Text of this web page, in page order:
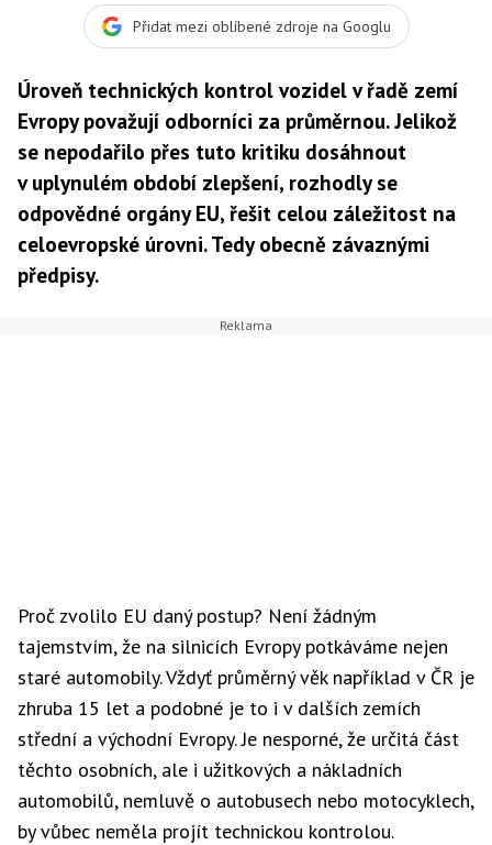
Přidat mezi oblíbené zdroje na Googlu
Úroveň technických kontrol vozidel v řadě zemí
Evropy považují odborníci za průměrnou. Jelikož
se nepodařilo přes tuto kritiku dosáhnout
v uplynulém období zlepšení, rozhodly se
odpovědné orgány EU, řešit celou záležitost na
celoevropské úrovni. Tedy obecně závaznými
předpisy.
Proč zvolilo EU daný postup? Není žádným
tajemstvím, že na silnicích Evropy potkáváme nejen
staré automobily. Vždyť průměrný věk například v ČR je
zhruba 15 let a podobné je to i v dalších zemích
střední a východní Evropy. Je nesporné, že určitá část
těchto osobních, ale i užitkových a nákladních
automobilů, nemluvě o autobusech nebo motocyklech,
by vůbec neměla projít technickou kontrolou.